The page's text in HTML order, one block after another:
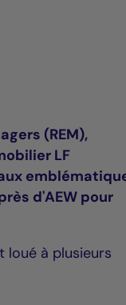
(REM),
LF
d'AEW pour
loué à plusieurs